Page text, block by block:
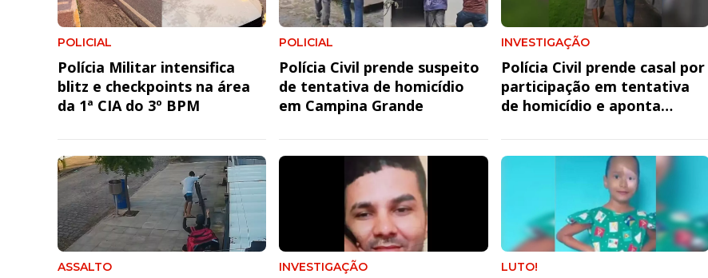
POLICIAL
Polícia Militar intensifica
blitz e checkpoints na área
da 1ª CIA do 3º BPM
POLICIAL
Polícia Civil prende suspeito
de tentativa de homicídio
em Campina Grande
INVESTIGAÇÃO
Polícia Civil prende casal por
participação em tentativa
de homicídio e aponta
ASSALTO INVESTIGAÇÃO LUTO!